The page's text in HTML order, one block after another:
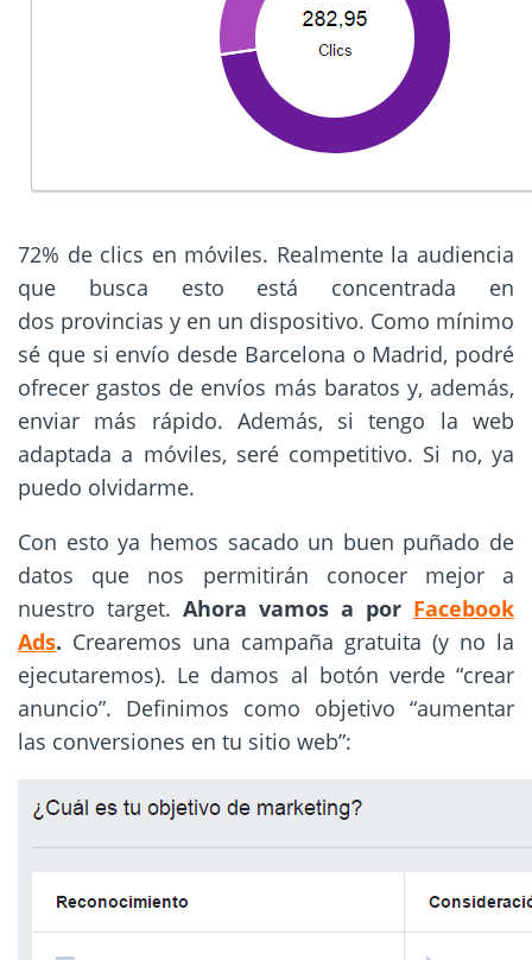
72% de clics en móviles. Realmente la audiencia
que busca esto está concentrada en
dos provincias y en un dispositivo. Como mínimo
sé que si envío desde Barcelona o Madrid, podré
ofrecer gastos de envíos más baratos y, además,
enviar más rápido. Además, si tengo la web
adaptada a móviles, seré competitivo. Si no, ya
puedo olvidarme.
Con esto ya hemos sacado un buen puñado de
datos que nos permitirán conocer mejor a
nuestro target. Ahora vamos a por Facebook
Ads. Crearemos una campaña gratuita (y no la
ejecutaremos). Le damos al botón verde “crear
anuncio”. Definimos como objetivo “aumentar
las conversiones en tu sitio web”: